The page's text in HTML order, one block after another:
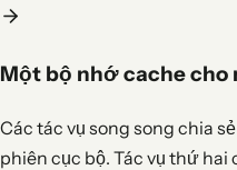
Một bộ nhớ cache cho
Các tác vụ song song chia
phiên cục bộ. Tác vụ thứ hai